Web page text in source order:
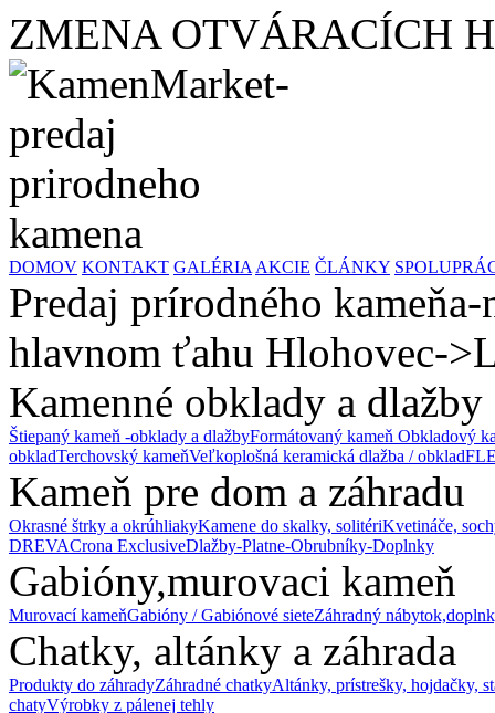
ZMENA OTVÁRACÍCH
DOMOV KONTAKT GALÉRIA AKCIE ČLÁNKY
Predaj prírodného
hlavnom ťahu Hlohovec-
Kamenné obklady a dlažby
Štiepaný kameň -obklady a dlažbyFormátovaný kameň Obkladový
obkladTerchovský kameňVeľkoplošná keramická dlažba / obklad
Kameň pre dom a záhradu
Okrasné štrky a okrúhliakyKamene do skalky, solitériKvetináče,
DREVACrona ExclusiveDlažby-Platne-Obrubníky-Doplnky
Gabióny,murovaci kameň
Murovací kameňGabióny / Gabiónové sieteZáhradný
Chatky, altánky a záhrada
Produkty do záhradyZáhradné chatkyAltánky, prístrešky, hojdačky,
chatyVýrobky z pálenej tehly